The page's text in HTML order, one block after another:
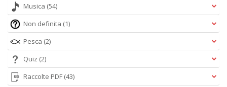
Musica (54)
Non definita (1)
Pesca (2)
Quiz (2)
Raccolte PDF (43)